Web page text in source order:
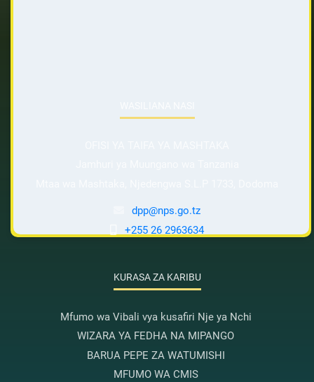
dpp@nps.go.tz
+255 26 2963634
KURASA ZA KARIBU
Mfumo wa Vibali vya kusafiri Nje ya Nchi
WIZARA YA FEDHA NA MIPANGO
BARUA PEPE ZA WATUMISHI
MFUMO WA CMIS